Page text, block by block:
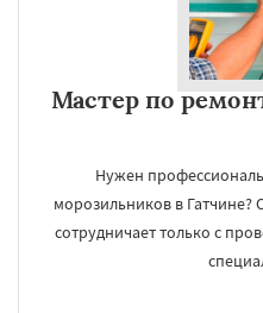
Мастер по
Нужен
морозильников в
сотрудничает только с